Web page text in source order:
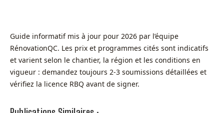
Guide informatif mis à jour pour 2026 par l’équipe
RénovationQC. Les prix et programmes cités sont indicatifs
et varient selon le chantier, la région et les conditions en
vigueur : demandez toujours 2-3 soumissions détaillées et
vérifiez la licence RBQ avant de signer.